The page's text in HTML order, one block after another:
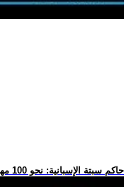
.. حاكم سبتة الإسبانية: نحو 100 مهاجر لقوا حتفهم وما بين 3 آلاف